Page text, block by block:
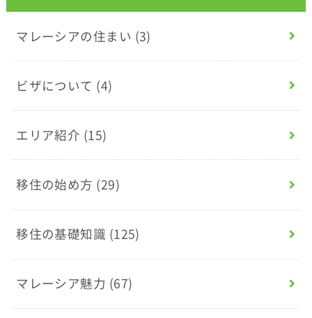
マレーシアの住まい (3)
ビザについて (4)
エリア紹介 (15)
移住の始め方 (29)
移住の基礎知識 (125)
マレーシア魅力 (67)